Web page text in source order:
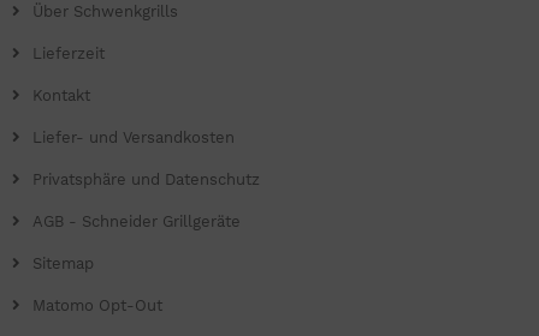
Über Schwenkgrills
Lieferzeit
Kontakt
Liefer- und Versandkosten
Privatsphäre und Datenschutz
AGB - Schneider Grillgeräte
Sitemap
Matomo Opt-Out